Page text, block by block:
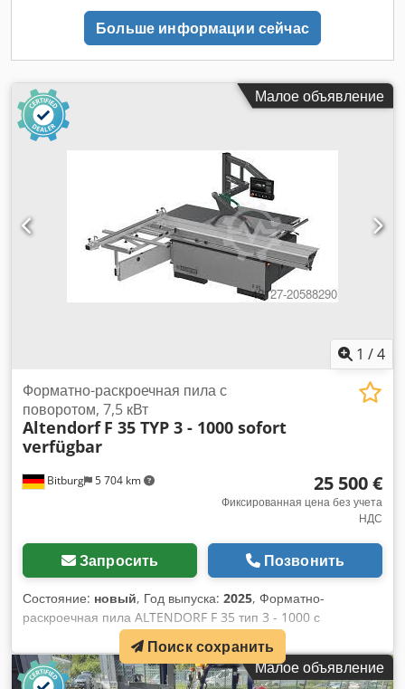
высоты и положения по горизонтали Доступность: в
кратчайшие сроки Место хранения: 63934, Рёлльбах
Больше информации сейчас
Малое объявление
1 /4
Bitburg 5 704 km
Форматно-раскроечная пила с
поворотом, 7,5 кВт
Altendorf F 35 TYP 3 - 1000 sofort
verfügbar
25 500 €
Фиксированная цена без учета
НДС
Запросить Позвонить
Состояние: новый, Год выпуска: 2025, Форматно-
раскроечная пила ALTENDORF F 35 тип 3 - 1000 с
подрезателем 7,5 кВт (10 л.с.), 3 скорости, Автоматическая
регулировка высоты и наклона, Большой защитный кожух,
Crjdpfexyl Ecox Algjf Двойная роликовая каретка 3.200 мм,
Малое объявление
Поиск сохранить